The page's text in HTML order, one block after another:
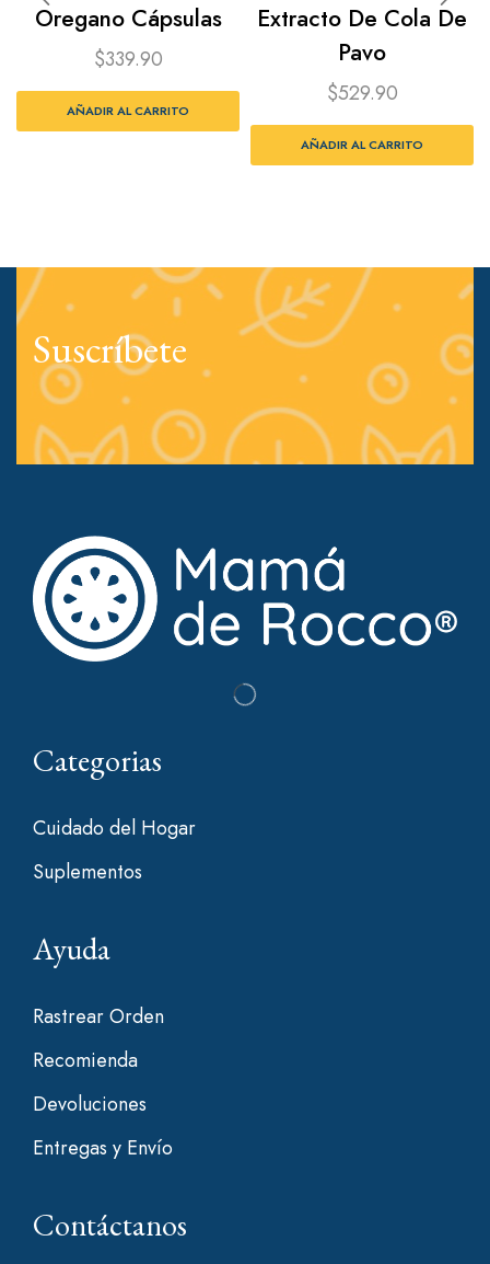
Oregano Cápsulas
$339.90
AÑADIR AL CARRITO
Extracto De Cola De
Pavo
$529.90
AÑADIR AL CARRITO
Suscríbete
Categorias
Cuidado del Hogar
Suplementos
Ayuda
Rastrear Orden
Recomienda
Devoluciones
Entregas y Envío
Contáctanos